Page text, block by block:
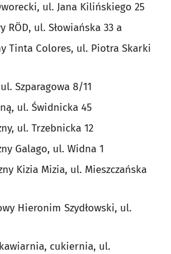
ul. Jana Kilińskiego 25
RÖD, ul. Słowiańska 33 a
Tinta Colores, ul. Piotra Skarki
Szparagowa 8/11
ul. Świdnicka 45
ul. Trzebnicka 12
Galago, ul. Widna 1
Kizia Mizia, ul. Mieszczańska
Hieronim Szydłowski, ul.
cukiernia, ul.